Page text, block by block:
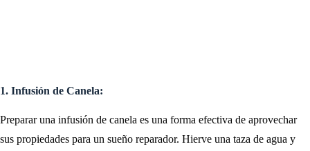
1. Infusión de Canela:
Preparar una infusión de canela es una forma efectiva de aprovechar
sus propiedades para un sueño reparador. Hierve una taza de agua y